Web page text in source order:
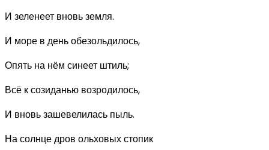
И зеленеет вновь земля.
И море в день обезольдилось,
Опять на нём синеет штиль;
Всё к созиданью возродилось,
И вновь зашевелилась пыль.
На солнце дров ольховых стопик